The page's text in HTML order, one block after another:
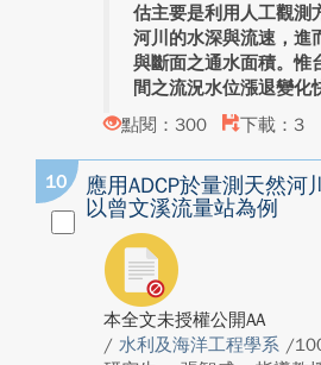
估主要是利用人工觀測
河川的水深與流速，進
與斷面之通水面積。惟
間之流況水位漲退變化
點閱：300
下載：3
10
應用ADCP於量測天然河
以曾文溪流量站為例
本全文未授權公開AA
/ 水利及海洋工程學系 /